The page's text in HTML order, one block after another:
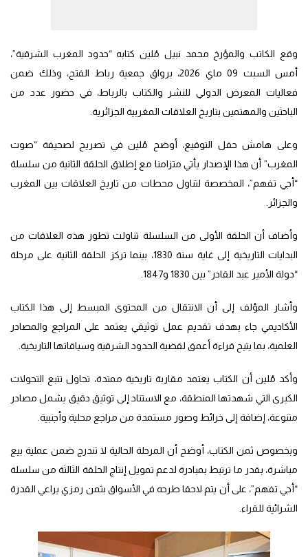
وقع الكاتب والمؤرخ محمد نبيل مُلين كتابه “حدود المغرب الشرقية”،
أمس السبت 09 ماي 2026، برواق جمعية رباط الفتح، وذلك ضمن
فعاليات المعرض الدولي للنشر والكتاب بالرباط، في حضور عدد من
الباحثين والمهتمين بتاريخ العلاقات المغربية الجزائرية.
وعلى هامش حفل التوقيع، أوضح مُلين في تصريح لصحيفة “صوت
المغرب” أن هذا الإصدار يأتي متزامنا مع إطلاق الحلقة الثانية من سلسلة
“أجي تفهم”، المخصصة لتناول محطات من تاريخ العلاقات بين المغرب
والجزائر.
وأضاف أن الحلقة الأولى من السلسلة تناولت تطور هذه العلاقات من
البدايات التاريخية إلى غاية سنة 1830، بينما تركز الحلقة الثانية على مرحلة
“دولة الأمير عبد القادر” بين 1830 و1847.
وأشار المؤلف إلى أن الانتقال من المحتوى المبسط إلى هذا الكتاب
الأكاديمي جاء بهدف تقديم عمل توثيقي يعتمد على المراجع والمصادر
العلمية، بما يتيح قراءة أعمق لقضية الحدود الشرقية وسياقاتها التاريخية.
وأكد مُلين أن الكتاب يعتمد مقاربة تاريخية ممتدة، تحاول تتبع التحولات
الكبرى التي شهدتها المنطقة، مع الاستناد إلى توثيق دقيق يشمل مصادر
متنوعة، إضافة إلى خرائط وصور مستمدة من مراجع محلية وأجنبية.
وبخصوص ثمن الكتاب، أوضح أن المرحلة الحالية لا تندرج ضمن عملية بيع
مباشرة، بقدر ما ترتبط بمبادرة لدعم تمويل إنتاج الحلقة الثالثة من سلسلة
“أجي تفهم”، على أن يتم لاحقا طرحه في الأسواق بثمن رمزي يراعي القدرة
الشرائية للقراء.